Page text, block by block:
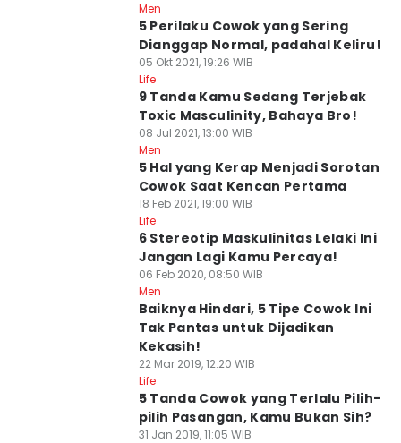
Men
5 Perilaku Cowok yang Sering
Dianggap Normal, padahal Keliru!
05 Okt 2021, 19:26 WIB
Life
9 Tanda Kamu Sedang Terjebak
Toxic Masculinity, Bahaya Bro!
08 Jul 2021, 13:00 WIB
Men
5 Hal yang Kerap Menjadi Sorotan
Cowok Saat Kencan Pertama
18 Feb 2021, 19:00 WIB
Life
6 Stereotip Maskulinitas Lelaki Ini
Jangan Lagi Kamu Percaya!
06 Feb 2020, 08:50 WIB
Men
Baiknya Hindari, 5 Tipe Cowok Ini
Tak Pantas untuk Dijadikan
Kekasih!
22 Mar 2019, 12:20 WIB
Life
5 Tanda Cowok yang Terlalu Pilih-
pilih Pasangan, Kamu Bukan Sih?
31 Jan 2019, 11:05 WIB